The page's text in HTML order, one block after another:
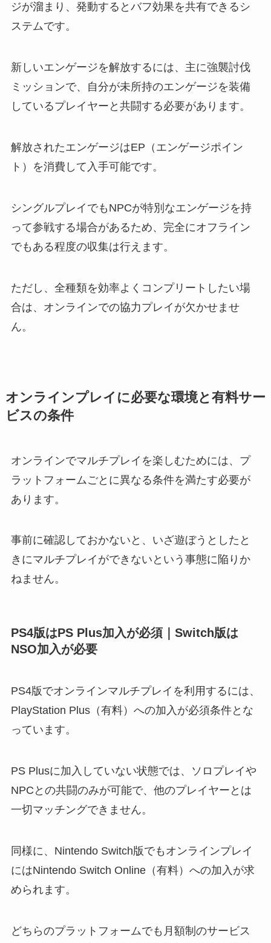
ジが溜まり、発動するとバフ効果を共有できるシ
ステムです。
新しいエンゲージを解放するには、主に強襲討伐
ミッションで、自分が未所持のエンゲージを装備
しているプレイヤーと共闘する必要があります。
解放されたエンゲージはEP（エンゲージポイン
ト）を消費して入手可能です。
シングルプレイでもNPCが特別なエンゲージを持
って参戦する場合があるため、完全にオフライン
でもある程度の収集は行えます。
ただし、全種類を効率よくコンプリートしたい場
合は、オンラインでの協力プレイが欠かせませ
ん。
オンラインプレイに必要な環境と有料サー
ビスの条件
オンラインでマルチプレイを楽しむためには、プ
ラットフォームごとに異なる条件を満たす必要が
あります。
事前に確認しておかないと、いざ遊ぼうとしたと
きにマルチプレイができないという事態に陥りか
ねません。
PS4版はPS Plus加入が必須｜Switch版は
NSO加入が必要
PS4版でオンラインマルチプレイを利用するには、
PlayStation Plus（有料）への加入が必須条件とな
っています。
PS Plusに加入していない状態では、ソロプレイや
NPCとの共闘のみが可能で、他のプレイヤーとは
一切マッチングできません。
同様に、Nintendo Switch版でもオンラインプレイ
にはNintendo Switch Online（有料）への加入が求
められます。
どちらのプラットフォームでも月額制のサービス